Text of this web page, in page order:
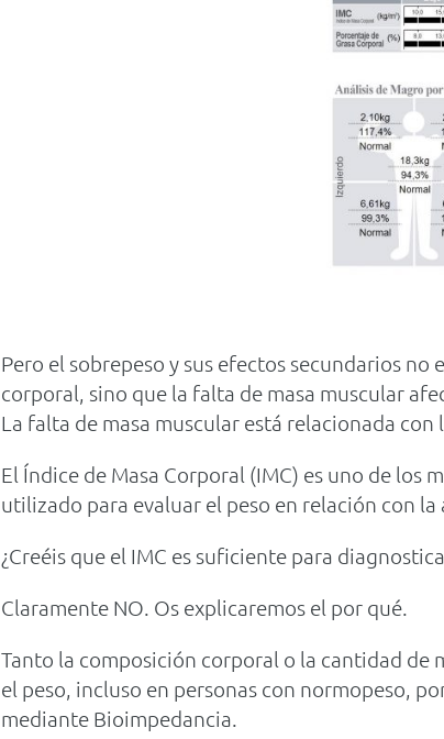
Pero el sobrepeso y sus efectos secundarios
corporal, sino que la falta de masa muscular
La falta de masa muscular está relacionada
El Índice de Masa Corporal (IMC) es uno de los
utilizado para evaluar el peso en relación con la
¿Creéis que el IMC es suficiente para
Claramente NO. Os explicaremos el por qué.
Tanto la composición corporal o la cantidad de
el peso, incluso en personas con normopeso,
mediante Bioimpedancia.